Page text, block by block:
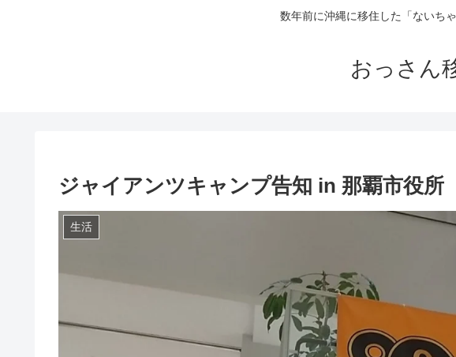
数年前に沖縄に移住した「ないち
おっさん
ジャイアンツキャンプ告知 in 那覇市役所
生活